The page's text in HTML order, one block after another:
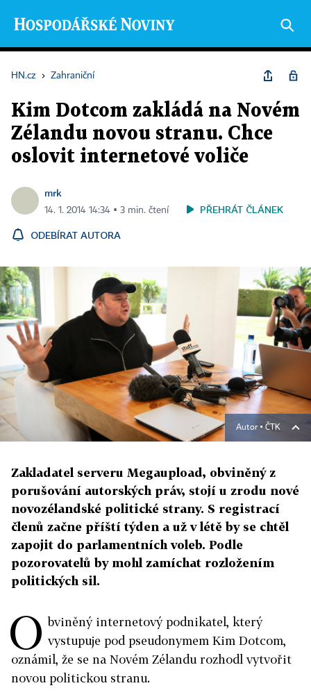
HN.cz › Zahraniční
Kim Dotcom zakládá na Novém
Zélandu novou stranu. Chce
oslovit internetové voliče
mrk
14. 1. 2014 14:34 ▪ 3 min. čtení PŘEHRÁT ČLÁNEK
ODEBÍRAT AUTORA
Autor ▪ ČTK
Zakladatel serveru Megaupload, obviněný z
porušování autorských práv, stojí u zrodu nové
novozélandské politické strany. S registrací
členů začne příští týden a už v létě by se chtěl
zapojit do parlamentních voleb. Podle
pozorovatelů by mohl zamíchat rozložením
politických sil.
O bviněný internetový podnikatel, který
vystupuje pod pseudonymem Kim Dotcom,
oznámil, že se na Novém Zélandu rozhodl vytvořit
novou politickou stranu.